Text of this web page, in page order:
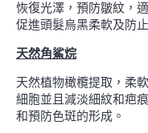
恢復光澤，預防皺紋，
促進頭髮烏黑柔軟及防
天然角鯊烷
天然植物橄欖提取，柔
細胞並且減淡細紋和疤
和預防色斑的形成。